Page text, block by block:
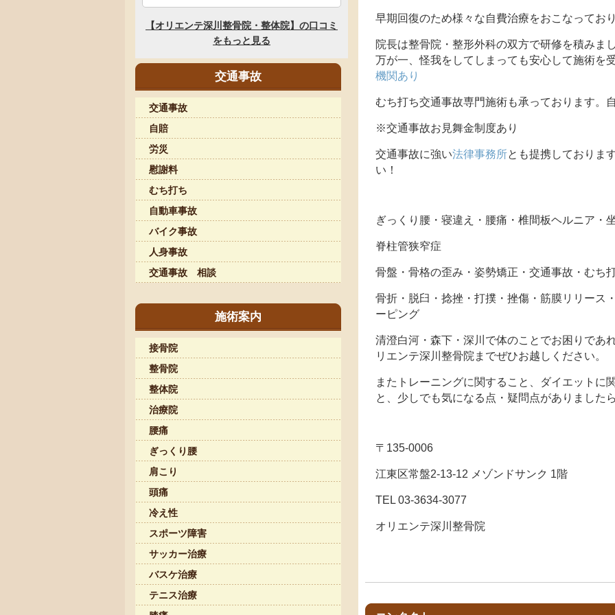
早期回復のため様々な自費治療をおこなってお
院長は整骨院・整形外科の双方で研修を積みま
万が一、怪我をしてしまっても安心して施術を
機関あり
むち打ち交通事故専門施術も承っております。
※交通事故お見舞金制度あり
交通事故に強い法律事務所とも提携しておりま
い！
ぎっくり腰・寝違え・腰痛・椎間板ヘルニア・
脊柱管狭窄症
骨盤・骨格の歪み・姿勢矯正・交通事故・むち
骨折・脱臼・捻挫・打撲・挫傷・筋膜リリース
ーピング
清澄白河・森下・深川で体のことでお困りであ
リエンテ深川整骨院までぜひお越しください。
またトレーニングに関すること、ダイエットに
と、少しでも気になる点・疑問点がありました
〒135-0006
江東区常盤2-13-12 メゾンドサンク 1階
TEL 03-3634-3077
オリエンテ深川整骨院
交通事故
交通事故
自賠
労災
慰謝料
むち打ち
自動車事故
バイク事故
人身事故
交通事故 相談
施術案内
接骨院
整骨院
整体院
治療院
腰痛
ぎっくり腰
肩こり
頭痛
冷え性
スポーツ障害
サッカー治療
バスケ治療
テニス治療